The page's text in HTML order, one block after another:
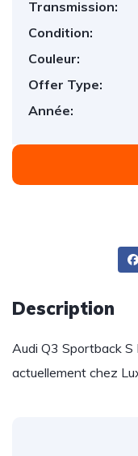
Transmission:
Condition:
Couleur:
Offer Type:
Année:
Description
Audi Q3 Sportback S
actuellement chez